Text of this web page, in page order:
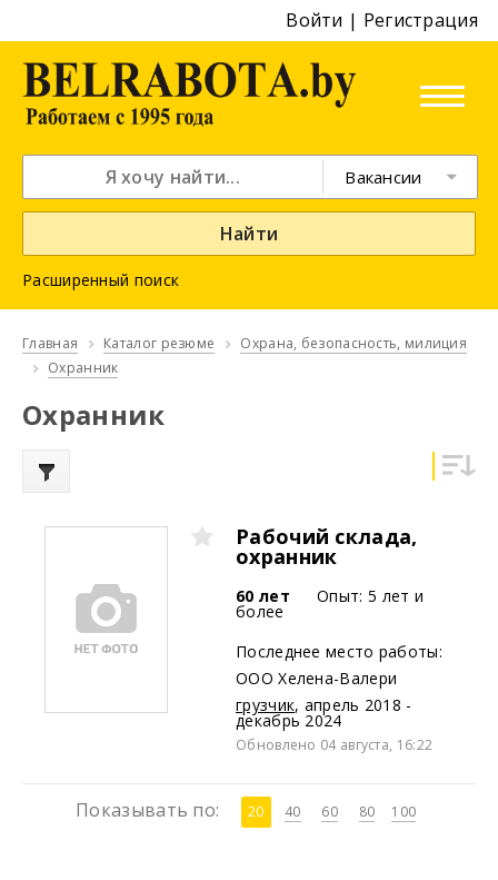
Войти | Регистрация
Вакансии
Найти
Расширенный поиск
Главная Каталог резюме
Охрана, безопасность, милиция
Охранник
Охранник
Рабочий склада,
охранник
60 лет Опыт: 5 лет и
более
Последнее место работы:
ООО Хелена-Валери
грузчик, апрель 2018 -
декабрь 2024
Обновлено 04 августа, 16:22
Показывать по: 20 40 60 80 100